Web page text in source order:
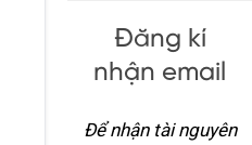
Đăng kí
nhận email
Để nhận tài nguyên